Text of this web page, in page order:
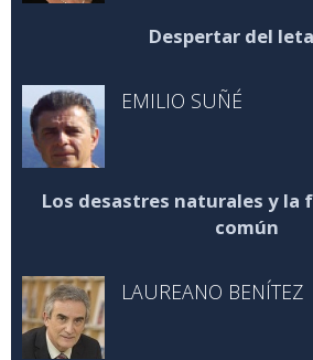
Despertar del
EMILIO SUÑÉ
Los desastres naturales y la
común
LAUREANO BENÍTEZ